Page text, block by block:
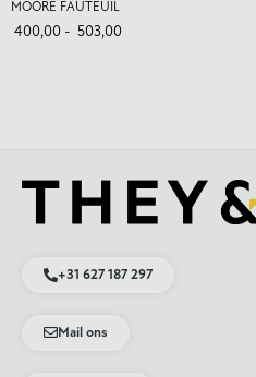
MOORE FAUTEUIL
400,00 - 503,00
+31 627 187 297
Mail ons